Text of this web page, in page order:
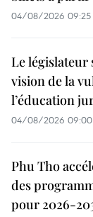
04/08/2026 09:25
Le législateur
vision de la
l’éducation
04/08/2026 09:00
Phu Tho
des
pour 2026-